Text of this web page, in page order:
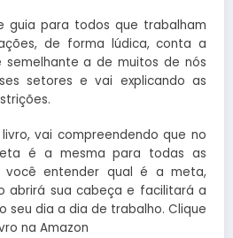
guia para todos que trabalham
de forma lúdica, conta a
semelhante a de muitos de nós
setores e vai explicando as
vai compreendendo que no
é a mesma para todas as
você entender qual é a meta,
abrirá sua cabeça e facilitará a
seu dia a dia de trabalho. Clique
na Amazon